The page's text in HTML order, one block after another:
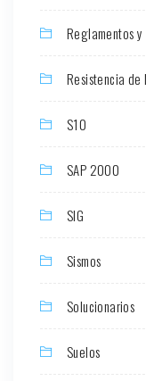
Reglamentos y
Resistencia
S10
SAP 2000
SIG
Sismos
Solucionarios
Suelos